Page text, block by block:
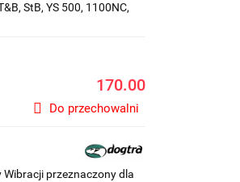
StB, YS 500, 1100NC,
170.00
Do przechowalni
przeznaczony dla